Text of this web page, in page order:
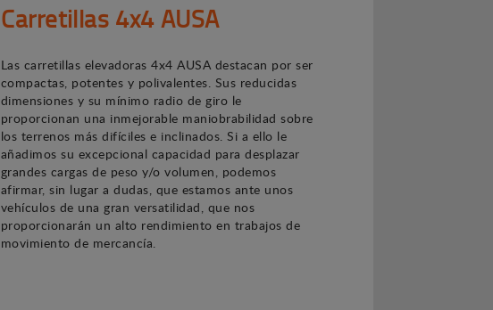
Carretillas 4x4 AUSA
Las carretillas elevadoras 4x4 AUSA destacan por ser
compactas, potentes y polivalentes. Sus reducidas
dimensiones y su mínimo radio de giro le
proporcionan una inmejorable maniobrabilidad sobre
los terrenos más difíciles e inclinados. Si a ello le
añadimos su excepcional capacidad para desplazar
grandes cargas de peso y/o volumen, podemos
afirmar, sin lugar a dudas, que estamos ante unos
vehículos de una gran versatilidad, que nos
proporcionarán un alto rendimiento en trabajos de
movimiento de mercancía.